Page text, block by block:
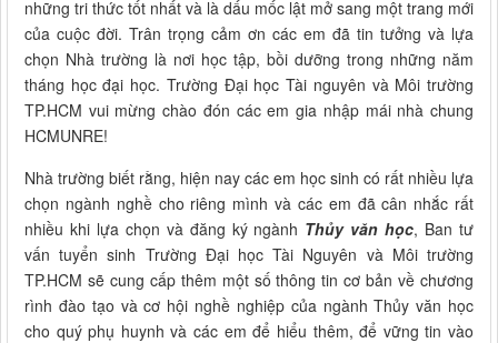
những tri thức tốt nhất và là dấu mốc lật mở sang một trang mới
của cuộc đời. Trân trọng cảm ơn các em đã tin tưởng và lựa
chọn Nhà trường là nơi học tập, bồi dưỡng trong những năm
tháng học đại học. Trường Đại học Tài nguyên và Môi trường
TP.HCM vui mừng chào đón các em gia nhập mái nhà chung
HCMUNRE!
Nhà trường biết rằng, hiện nay các em học sinh có rất nhiều lựa
chọn ngành nghề cho riêng mình và các em đã cân nhắc rất
nhiều khi lựa chọn và đăng ký ngành Thủy văn học, Ban tư
vấn tuyển sinh Trường Đại học Tài Nguyên và Môi trường
TP.HCM sẽ cung cấp thêm một số thông tin cơ bản về chương
rình đào tạo và cơ hội nghề nghiệp của ngành Thủy văn học
cho quý phụ huynh và các em để hiểu thêm, để vững tin vào